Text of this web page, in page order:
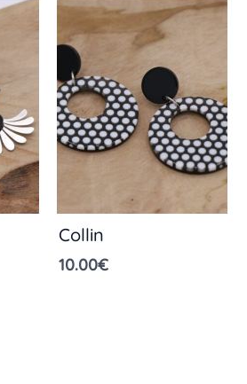
Collin
10.00€